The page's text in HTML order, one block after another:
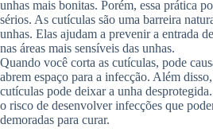
unhas mais bonitas. Porém, essa prática
sérios. As cutículas são uma barreira
unhas. Elas ajudam a prevenir a entrada
nas áreas mais sensíveis das unhas.
Quando você corta as cutículas, pode
abrem espaço para a infecção. Além
cutículas pode deixar a unha
o risco de desenvolver infecções que
demoradas para curar.